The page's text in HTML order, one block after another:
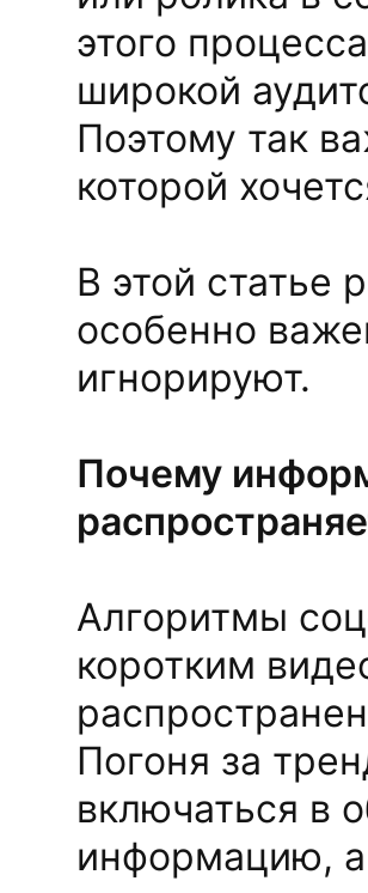
этого
широкой
Поэтому так
которой
В этой статье
особенно
игнорируют.
Почему
Алгоритмы
коротким
Погоня за
включаться в
информацию, а